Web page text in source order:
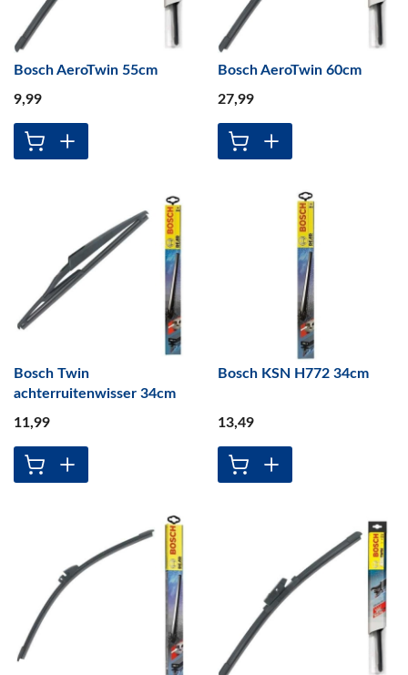
Bosch AeroTwin 55cm
9,99
Bosch AeroTwin 60cm
27,99
Bosch Twin
achterruitenwisser 34cm
11,99
Bosch KSN H772 34cm
13,49